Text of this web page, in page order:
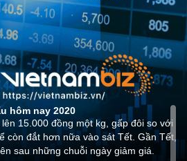
hôm nay 2020
15.000 đồng một kg, gấp đôi so với
còn đắt hơn nữa vào sát Tết. Gần Tết,
sau những chuỗi ngày giảm giá.